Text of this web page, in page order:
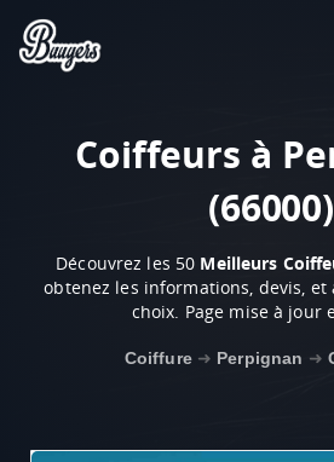
Coiffeurs à
(66000)
Découvrez les 50 Meilleurs
obtenez les informations, devis,
choix. Page mise à jour
Coiffure ➜ Perpignan ➜